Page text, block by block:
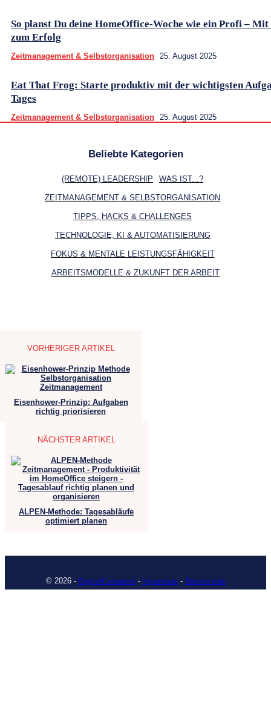
So planst Du deine HomeOffice-Woche wie ein Profi – Mit
zum Erfolg
Zeitmanagement & Selbstorganisation 25. August 2025
Eat That Frog: Starte produktiv mit der wichtigsten
Tages
Zeitmanagement & Selbstorganisation 25. August 2025
Beliebte Kategorien
(REMOTE) LEADERSHIP WAS IST...?
ZEITMANAGEMENT & SELBSTORGANISATION
TIPPS, HACKS & CHALLENGES
TECHNOLOGIE, KI & AUTOMATISIERUNG
FOKUS & MENTALE LEISTUNGSFÄHIGKEIT
ARBEITSMODELLE & ZUKUNFT DER ARBEIT
VORHERIGER ARTIKEL
Eisenhower-Prinzip: Aufgaben
richtig priorisieren
NÄCHSTER ARTIKEL
ALPEN-Methode: Tagesabläufe
optimiert planen
© 2026 - DigitalCommand - Impressum - Datenschutz